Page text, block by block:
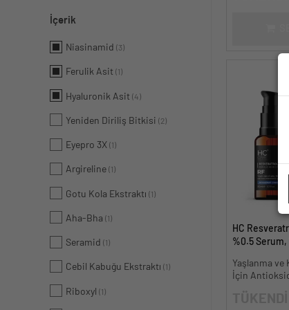
İçerik
Niasinamid (3)
Ferulik Asit (1)
Hyaluronik Asit (4)
Yeniden Diriliş Bitkisi (2)
Eyepro 3X (1)
Argireline (1)
Gotu Kola Ekstraktı (1)
Aha-Bha (1)
Seramid (1)
Cebil Kabuğu Ekstraktı (1)
Riboxyl (1)
HC
%0.5 Serum,
Yaşlanma ve
İçin